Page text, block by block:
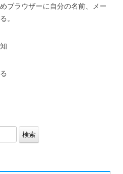
ブラウザーに自分の名前、メー
。